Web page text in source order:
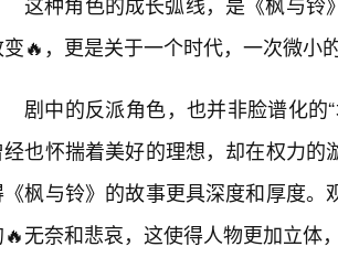
变🔥，更是关于一个时代，一次微小
剧中的反派角色，也并非脸谱化的
经也怀揣着美好的理想，却在权力
枫与铃》的故事更具深度和厚度
🔥无奈和悲哀，这使得人物更加立体